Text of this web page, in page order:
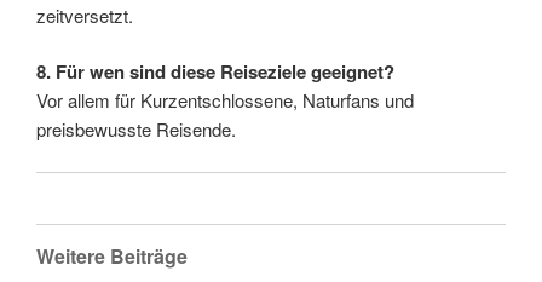
zeitversetzt.
8. Für wen sind diese Reiseziele geeignet?
Vor allem für Kurzentschlossene, Naturfans und
preisbewusste Reisende.
Weitere Beiträge